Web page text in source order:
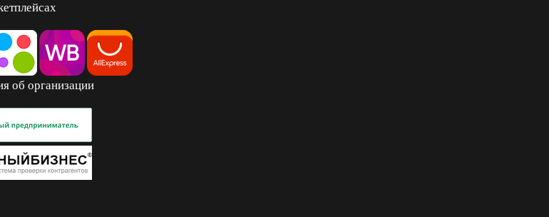
об организации